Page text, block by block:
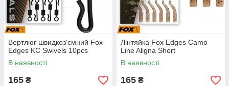
Вертлюг швидкоз'ємний Fox
Edges KC Swivels 10pcs
В наявності
165 ₴
Лінтяйка Fox Edges Camo
Line Aligna Short
В наявності
165 ₴